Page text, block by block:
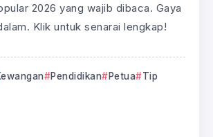
2026 yang wajib dibaca. Gaya
Klik untuk senarai lengkap!
Pendidikan Petua
Tip